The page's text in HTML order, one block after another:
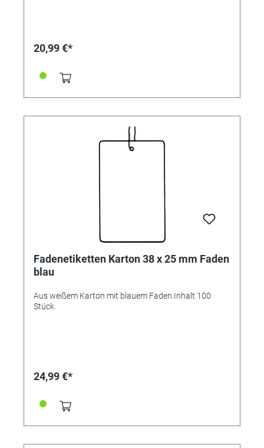
20,99 €*
Fadenetiketten Karton 38 x 25 mm Faden
blau
Aus weißem Karton mit blauem Faden.Inhalt 100
Stück.
24,99 €*